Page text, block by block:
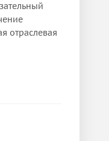
отраслевая